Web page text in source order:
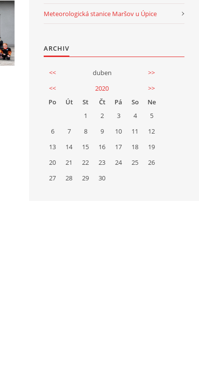
Meteorologická stanice Maršov u Úpice
ARCHIV
<< duben
>>
<<
2020
>>
Po
Út St Čt Pá So
Ne
1
2 3 4
5
6
7 8 9 10 11
12
13
14 15 16 17 18
19
20
21 22 23 24 25
26
27
28 29 30